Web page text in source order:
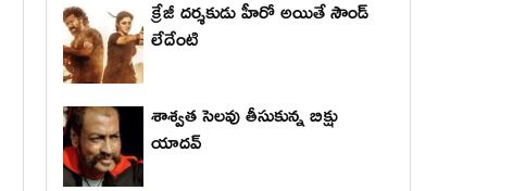
క్రేజీ దర్శకుడు హీరో అయితే సౌండ్
లేదేంటి
శాశ్వత సెలవు తీసుకున్న బిక్షు
యాదవ్